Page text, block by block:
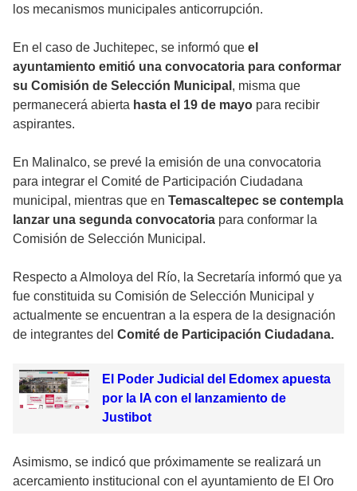
los mecanismos municipales anticorrupción.
En el caso de Juchitepec, se informó que el
ayuntamiento emitió una convocatoria para conformar
su Comisión de Selección Municipal , misma que
permanecerá abierta hasta el 19 de mayo para recibir
aspirantes.
En Malinalco, se prevé la emisión de una convocatoria
para integrar el Comité de Participación Ciudadana
municipal, mientras que en Temascaltepec se contempla
lanzar una segunda convocatoria para conformar la
Comisión de Selección Municipal.
Respecto a Almoloya del Río, la Secretaría informó que ya
fue constituida su Comisión de Selección Municipal y
actualmente se encuentran a la espera de la designación
de integrantes del Comité de Participación Ciudadana.
El Poder Judicial del Edomex apuesta
por la IA con el lanzamiento de
Justibot
Asimismo, se indicó que próximamente se realizará un
acercamiento institucional con el ayuntamiento de El Oro